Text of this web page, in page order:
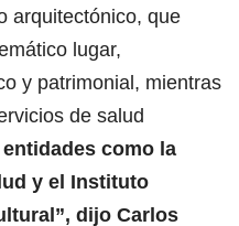
arquitectónico, que
lugar,
y patrimonial, mientras
de salud
como la
y el Instituto
dijo Carlos